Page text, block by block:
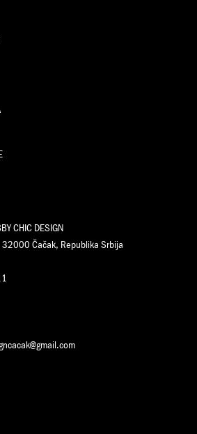
CHIC DESIGN
32000 Čačak, Republika Srbija